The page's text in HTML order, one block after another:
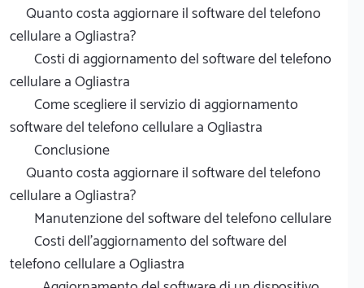
Quanto costa aggiornare il software del telefono
cellulare a Ogliastra?
Costi di aggiornamento del software del telefono
cellulare a Ogliastra
Come scegliere il servizio di aggiornamento
software del telefono cellulare a Ogliastra
Conclusione
Quanto costa aggiornare il software del telefono
cellulare a Ogliastra?
Manutenzione del software del telefono cellulare
Costi dell'aggiornamento del software del
telefono cellulare a Ogliastra